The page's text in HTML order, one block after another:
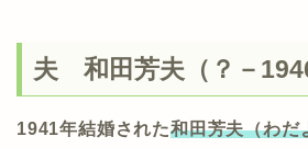
夫 和田芳夫（？－
1941年結婚された和田芳夫（わだ